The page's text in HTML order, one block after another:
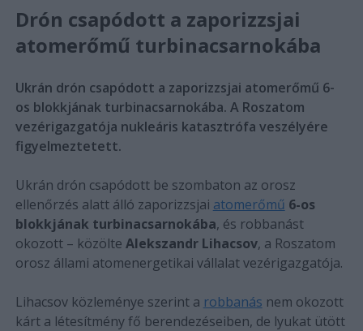
Drón csapódott a zaporizzsjai
atomerőmű turbinacsarnokába
Ukrán drón csapódott a zaporizzsjai atomerőmű 6-
os blokkjának turbinacsarnokába. A Roszatom
vezérigazgatója nukleáris katasztrófa veszélyére
figyelmeztetett.
Ukrán drón csapódott be szombaton az orosz
ellenőrzés alatt álló zaporizzsjai atomerőmű 6-os
blokkjának turbinacsarnokába, és robbanást
okozott – közölte Alekszandr Lihacsov, a Roszatom
orosz állami atomenergetikai vállalat vezérigazgatója.
Lihacsov közleménye szerint a robbanás nem okozott
kárt a létesítmény fő berendezéseiben, de lyukat ütött